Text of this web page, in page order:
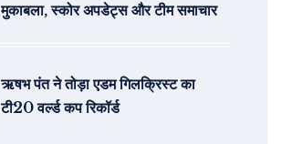
मुकाबला, स्कोर अपडेट्स और टीम समाचार
ऋषभ पंत ने तोड़ा एडम गिलक्रिस्ट का
टी20 वर्ल्ड कप रिकॉर्ड